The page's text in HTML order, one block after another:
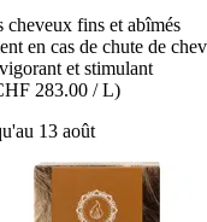
cheveux fins et abîmés
en cas de chute de
et stimulant
283.00 / L)
13 août